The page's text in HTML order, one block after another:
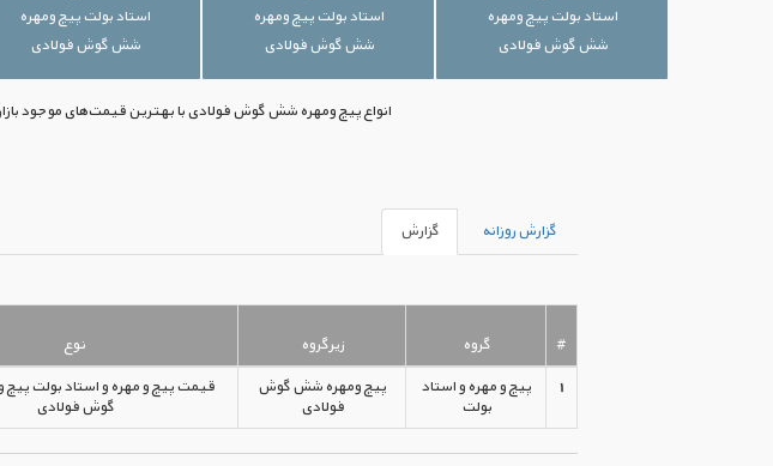
استاد بولت پیچ ومهره
شش گوش فولادی
استاد بولت پیچ ومهره
شش گوش فولادی
استاد بولت پیچ ومهره
شش گوش فولادی
انواع پیچ ومهره شش گوش فولادی با بهترین قیمت‌های موجود
گزارش روزانه گزارش
# گروه زیرگروه نوع
1
پیچ و مهره و استاد
بولت
پیچ ومهره شش گوش
فولادی
قیمت پیچ و مهره و استاد بولت
گوش فولادی